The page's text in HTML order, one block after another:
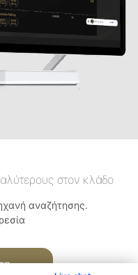
στον κλάδο
αναζήτησης.